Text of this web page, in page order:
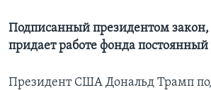
Подписанный президентом закон,
придает работе фонда постоянный
Президент США Дональд Трамп